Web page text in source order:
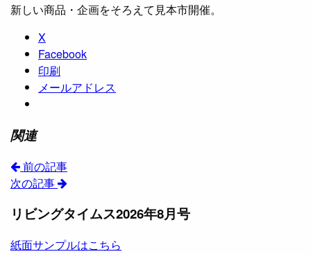
新しい商品・企画をそろえて見本市開催。
X
Facebook
印刷
メールアドレス
関連
前の記事
次の記事
リビングタイムス2026年8月号
紙面サンプルはこちら